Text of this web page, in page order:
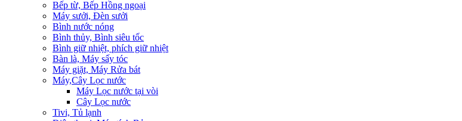
Bếp từ, Bếp Hồng ngoại
Máy sưởi, Đèn sưởi
Bình nước nóng
Bình thủy, Bình siêu tốc
Bình giữ nhiệt, phích giữ nhiệt
Bàn là, Máy sấy tóc
Máy giặt, Máy Rửa bát
Máy,Cây Lọc nước
Máy Lọc nước tại vòi
Cây Lọc nước
Tivi, Tủ lạnh